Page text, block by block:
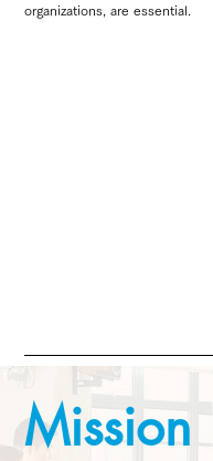
organizations, are essential.
Mission